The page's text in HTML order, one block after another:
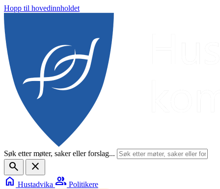
Hopp til hovedinnholdet
Søk etter møter, saker eller forslag...
search
close
home Hustadvika group Politikere